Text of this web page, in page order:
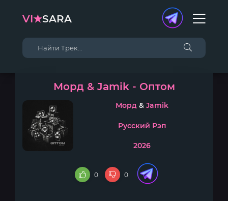
VI★SARA
Морд & Jamik - Оптом
Морд & Jamik
Русский Рэп
2026
0 0